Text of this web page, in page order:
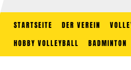
STARTSEITE DER VEREIN
HOBBY VOLLEYBALL
BADMINTON